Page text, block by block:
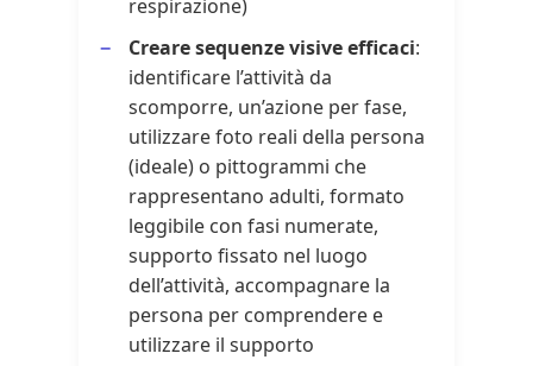
respirazione)
Creare sequenze visive efficaci:
identificare l’attività da
scomporre, un’azione per fase,
utilizzare foto reali della persona
(ideale) o pittogrammi che
rappresentano adulti, formato
leggibile con fasi numerate,
supporto fissato nel luogo
dell’attività, accompagnare la
persona per comprendere e
utilizzare il supporto